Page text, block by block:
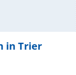
in Trier